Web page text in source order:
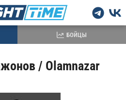
/ Olamnazar
БОЙЦЫ